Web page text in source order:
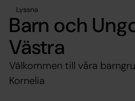
Lyssna
Barn och
Västra
Välkommen till våra
Kornelia